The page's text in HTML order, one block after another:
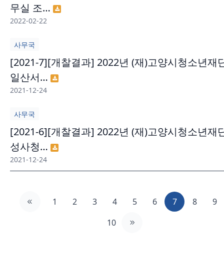
무실 조…
2022-02-22
사무국
[2021-7][개찰결과] 2022년 (재)고양시청소년재
일산서…
2021-12-24
사무국
[2021-6][개찰결과] 2022년 (재)고양시청소년재
성사청…
2021-12-24
1 2 3 4 5 6 7 8
9
10